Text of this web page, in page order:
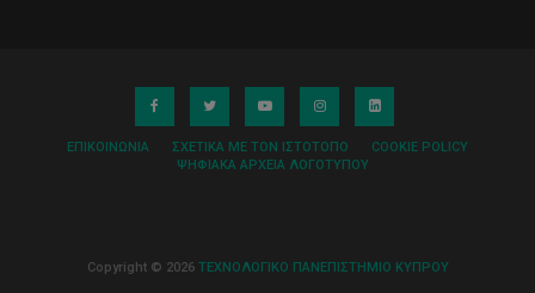
ΕΠΙΚΟΙΝΩΝΊΑ ΣΧΕΤΙΚΆ ΜΕ ΤΟΝ ΙΣΤΌΤΟΠΟ
COOKIE POLICY
ΨΗΦΙΑΚΆ ΑΡΧΕΊΑ ΛΟΓΌΤΥΠΟΥ
Copyright © 2026 ΤΕΧΝΟΛΟΓΙΚΟ ΠΑΝΕΠΙΣΤΗΜΙΟ ΚΥΠΡΟΥ